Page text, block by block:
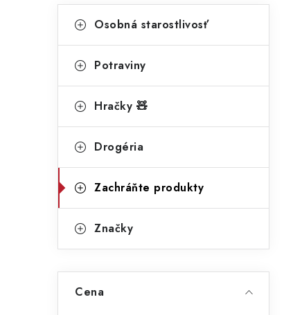
o
n
ý
a
n
l
kategórie
a
e
ó
i
e
Osobná starostlivosť
Potraviny
Hračky 🧸
Drogéria
Zachráňte produkty
Značky
Cena